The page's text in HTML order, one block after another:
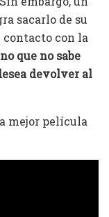
sacarlo de su
con la
que no sabe
devolver al
mejor película